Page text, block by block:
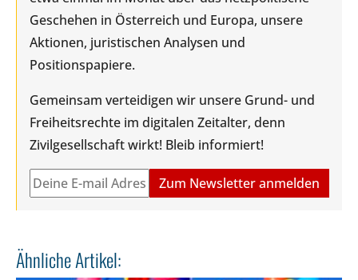
Geschehen in Österreich und Europa, unsere
Aktionen, juristischen Analysen und
Positionspapiere.
Gemeinsam verteidigen wir unsere Grund- und
Freiheitsrechte im digitalen Zeitalter, denn
Zivilgesellschaft wirkt! Bleib informiert!
Ähnliche Artikel: